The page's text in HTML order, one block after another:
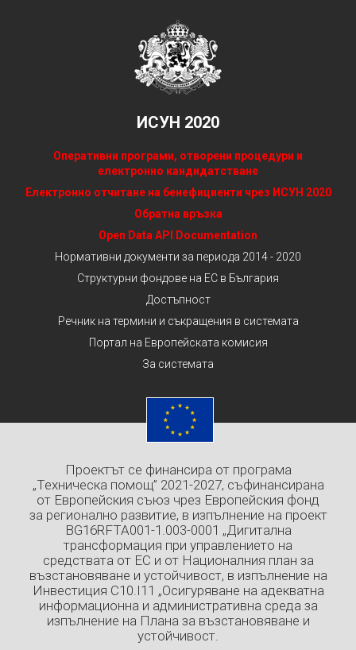
ИСУН 2020
Оперативни програми, отворени процедури и
електронно кандидатстване
Електронно отчитане на бенефициенти чрез ИСУН 2020
Обратна връзка
Open Data API Documentation
Нормативни документи за периода 2014 - 2020
Структурни фондове на ЕС в България
Достъпност
Речник на термини и съкращения в системата
Портал на Европейската комисия
За системата
Проектът се финансира от програма
„Техническа помощ” 2021-2027, съфинансирана
от Европейския съюз чрез Европейския фонд
за регионално развитие, в изпълнение на проект
BG16RFTA001-1.003-0001 „Дигитална
трансформация при управлението на
средствата от ЕС и от Националния план за
възстановяване и устойчивост, в изпълнение на
Инвестиция C10.I11 „Осигуряване на адекватна
информационна и административна среда за
изпълнение на Плана за възстановяване и
устойчивост.